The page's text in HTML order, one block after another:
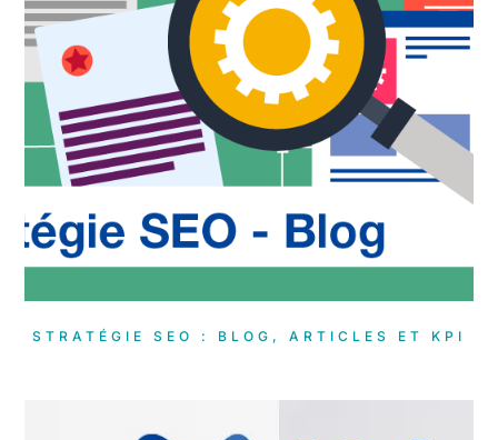
STRATÉGIE SEO : BLOG, ARTICLES ET KPI